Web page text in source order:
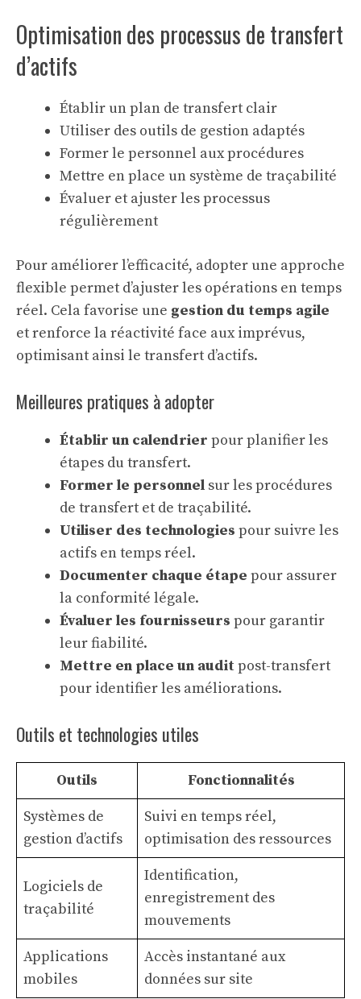
Optimisation des processus de transfert
d’actifs
Établir un plan de transfert clair
Utiliser des outils de gestion adaptés
Former le personnel aux procédures
Mettre en place un système de traçabilité
Évaluer et ajuster les processus
régulièrement
Pour améliorer l’efficacité, adopter une approche
flexible permet d’ajuster les opérations en temps
réel. Cela favorise une gestion du temps agile
et renforce la réactivité face aux imprévus,
optimisant ainsi le transfert d’actifs.
Meilleures pratiques à adopter
Établir un calendrier pour planifier les
étapes du transfert.
Former le personnel sur les procédures
de transfert et de traçabilité.
Utiliser des technologies pour suivre les
actifs en temps réel.
Documenter chaque étape pour assurer
la conformité légale.
Évaluer les fournisseurs pour garantir
leur fiabilité.
Mettre en place un audit post-transfert
pour identifier les améliorations.
Outils et technologies utiles
Outils
Fonctionnalités
Systèmes de
gestion d’actifs
Suivi en temps réel,
optimisation des ressources
Logiciels de
traçabilité
Identification,
enregistrement des
mouvements
Applications
mobiles
Accès instantané aux
données sur site